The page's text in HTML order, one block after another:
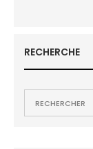
RECHERCHE